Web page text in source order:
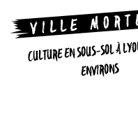
CULTURE EN SOUS-SOL À
ENVIRONS